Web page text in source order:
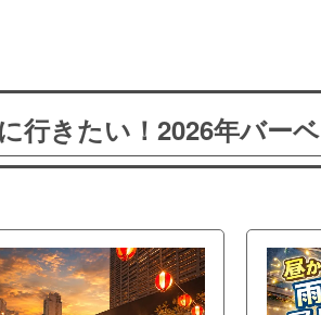
行きたい！2026年バー